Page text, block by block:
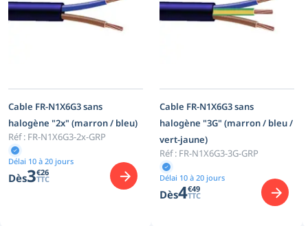
Cable FR-N1X6G3 sans
halogène "2x" (marron / bleu)
Réf : FR-N1X6G3-2x-GRP
Délai 10 à 20 jours
Dès3€26
TTC
Cable FR-N1X6G3 sans
halogène "3G" (marron / bleu /
vert-jaune)
Réf : FR-N1X6G3-3G-GRP
Délai 10 à 20 jours
Dès4€49
TTC